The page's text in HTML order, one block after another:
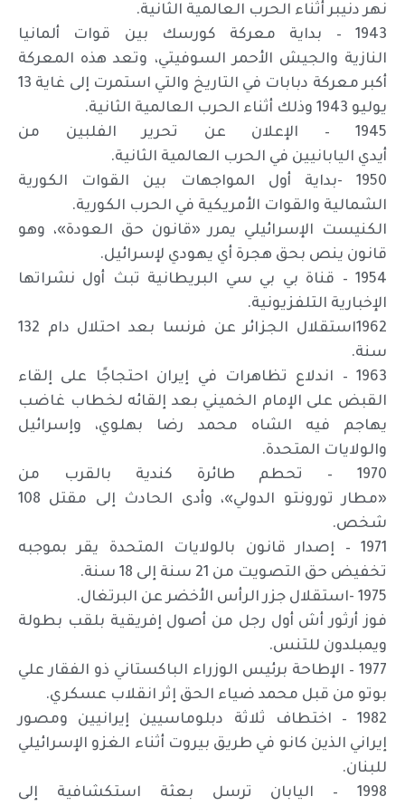
نهر دنيبر أثناء الحرب العالمية الثانية.
1943 – بداية معركة كورسك بين قوات ألمانيا
النازية والجيش الأحمر السوفيتي، وتعد هذه المعركة
أكبر معركة دبابات في التاريخ والتي استمرت إلى غاية 13
يوليو 1943 وذلك أثناء الحرب العالمية الثانية.
1945 – الإعلان عن تحرير الفلبين من
أيدي اليابانيين في الحرب العالمية الثانية.
1950 -بداية أول المواجهات بين القوات الكورية
الشمالية والقوات الأمريكية في الحرب الكورية.
الكنيست الإسرائيلي يمرر «قانون حق العودة»، وهو
قانون ينص بحق هجرة أي يهودي لإسرائيل.
1954 – قناة بي بي سي البريطانية تبث أول نشراتها
الإخبارية التلفزيونية.
1962استقلال الجزائر عن فرنسا بعد احتلال دام 132
سنة.
1963 – اندلاع تظاهرات في إيران احتجاجًا على إلقاء
القبض على الإمام الخميني بعد إلقائه لخطاب غاضب
يهاجم فيه الشاه محمد رضا بهلوي، وإسرائيل
والولايات المتحدة.
1970 – تحطم طائرة كندية بالقرب من
«مطار تورونتو الدولي»، وأدى الحادث إلى مقتل 108
شخص.
1971 – إصدار قانون بالولايات المتحدة يقر بموجبه
تخفيض حق التصويت من 21 سنة إلى 18 سنة.
1975 -استقلال جزر الرأس الأخضر عن البرتغال.
فوز أرثور أش أول رجل من أصول إفريقية بلقب بطولة
ويمبلدون للتنس.
1977 – الإطاحة برئيس الوزراء الباكستاني ذو الفقار علي
بوتو من قبل محمد ضياء الحق إثر انقلاب عسكري.
1982 – اختطاف ثلاثة دبلوماسيين إيرانيين ومصور
إيراني الذين كانو في طريق بيروت أثناء الغزو الإسرائيلي
للبنان.
1998 – اليابان ترسل بعثة استكشافية إلى